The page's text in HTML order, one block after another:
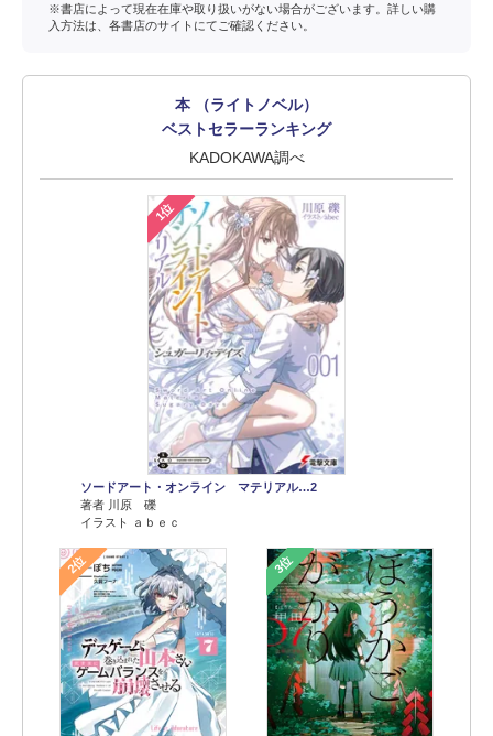
※書店によって現在在庫や取り扱いがない場合がございます。詳しい購
入方法は、各書店のサイトにてご確認ください。
本 （ライトノベル）
ベストセラーランキング
KADOKAWA調べ
1位
ソードアート・オンライン マテリアル…2
著者 川原 礫
イラスト ａｂｅｃ
2位 3位